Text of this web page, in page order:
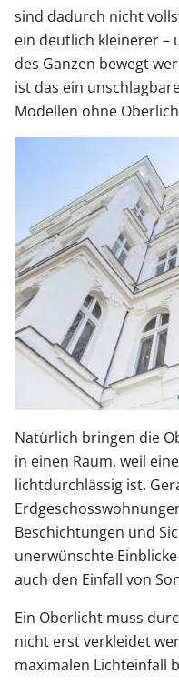
sind dadurch nicht
ein deutlich kleinerer –
des Ganzen bewegt
ist das ein
Modellen ohne
Natürlich bringen die
in einen Raum, weil
lichtdurchlässig ist.
Beschichtungen und
unerwünschte
auch den Einfall von
Ein Oberlicht muss
nicht erst verkleidet
maximalen Lichteinfall